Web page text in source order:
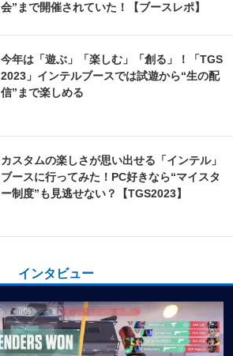
会”まで開催されていた！【ブースレポ】
今年は「遊ぶ」「楽しむ」「創る」！「TGS
2023」インテルブースでは試遊から“生の配
信”まで楽しめる
カスタムの楽しさが思い出せる「インテル」
ブースに行ってみた！PC好きなら“マイスタ
ー制度”も見逃せない？【TGS2023】
インタビュー